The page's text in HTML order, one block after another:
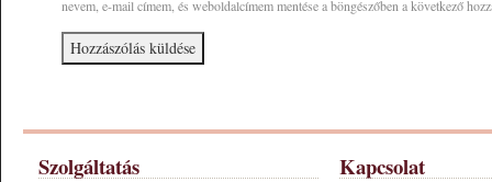
nevem, e-mail címem, és weboldalcímem mentése a böngészőben a következő
Szolgáltatás Kapcsolat